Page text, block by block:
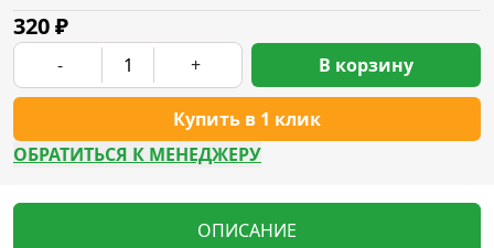
320₽
- +
Купить в 1 клик
В корзину
ОБРАТИТЬСЯ К МЕНЕДЖЕРУ
ОПИСАНИЕ